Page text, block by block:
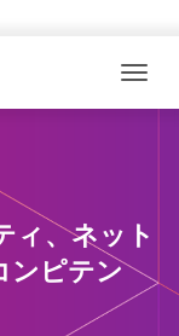
ィ、ネット
ンピテン